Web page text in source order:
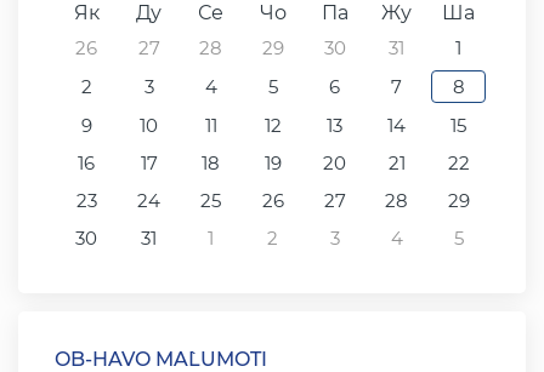
Як
Ду Се Чо Па Жу
Ша
26
27 28 29 30 31
1
2
3 4 5 6 7
8
9
10 11 12 13 14
15
16
17 18 19 20 21
22
23
24 25 26 27 28
29
30
31 1 2 3 4 5
OB-HAVO MA`LUMOTI